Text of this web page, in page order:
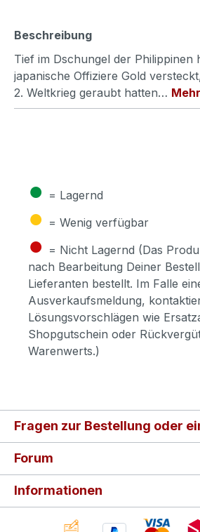
Beschreibung
Tief im Dschungel der Philippinen
japanische Offiziere Gold
2. Weltkrieg geraubt hatten… Mehr
● = Lagernd
● = Wenig verfügbar
● = Nicht Lagernd (Das
nach Bearbeitung Deiner
Lieferanten bestellt. Im Falle
Ausverkaufsmeldung,
Lösungsvorschlägen wie
Shopgutschein oder
Warenwerts.)
Fragen zur Bestellung oder
Forum
Informationen